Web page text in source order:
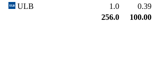
ULB
1.0
0.39
256.0
100.00